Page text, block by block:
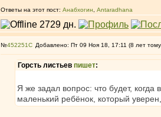
Ответы на этот пост: Анабхогин Antaradhana
№452251 Добавлено: Пт 09 Ноя 18, 17:11 (8 лет
Горсть листьев пишет:
Я же задал вопрос: что будет,
маленький ребёнок, который